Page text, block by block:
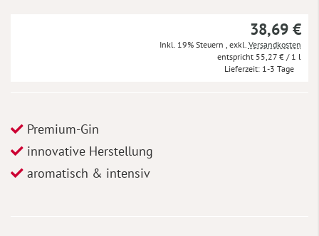
38,69 €
Inkl. 19% Steuern exkl. Versandkosten
55,27 € / 1 l
Lieferzeit 1-3 Tage
Premium-Gin
innovative Herstellung
aromatisch & intensiv